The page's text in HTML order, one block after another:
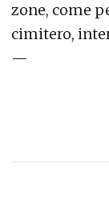
zone, come
cimitero,
—